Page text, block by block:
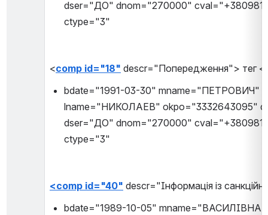
dser="ДО" dnom="270000"
ctype="3"
<comp id="18" descr="Попередження"> тег
bdate="1991-03-30"
lname="НИКОЛАЕВ" okpo="3332643095"
dser="ДО" dnom="270000"
ctype="3"
<comp id="40" descr="Інформація із
bdate="1989-10-05"